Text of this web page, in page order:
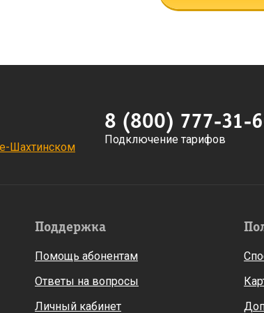
Шахтинском
8 (800) 777-31-
Подключение тарифов
Поддержка
Помощь абонентам
Ответы на вопросы
Личный кабинет